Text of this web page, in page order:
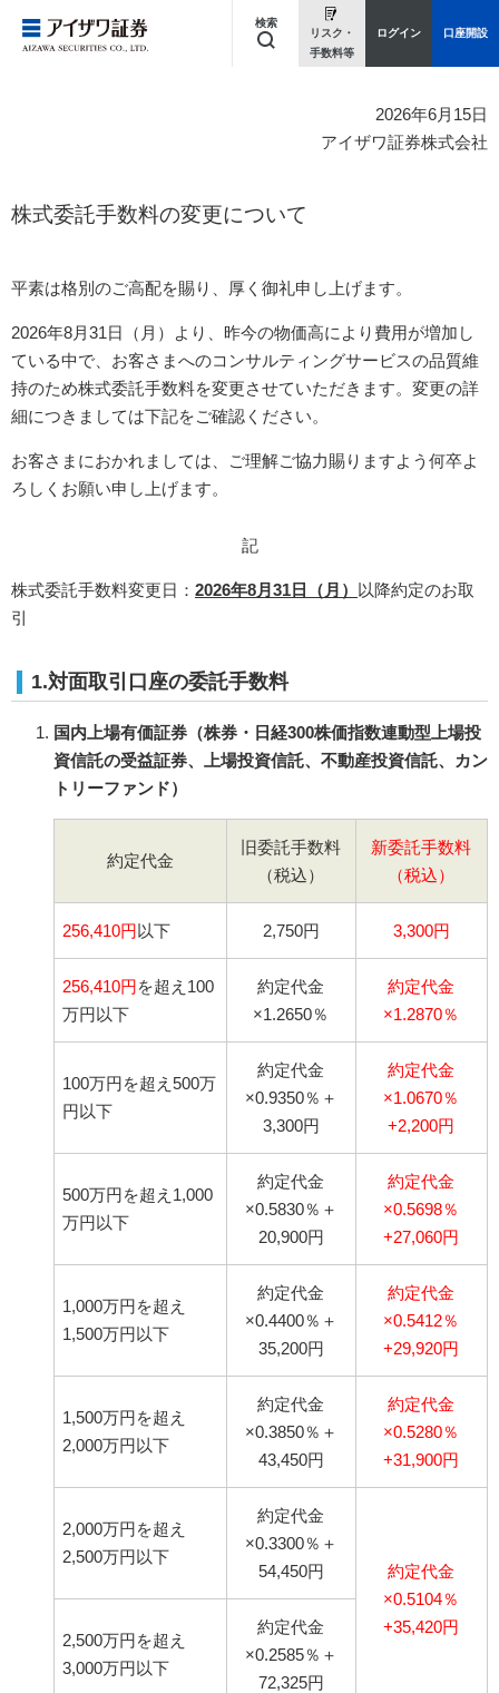
検索
リスク・
手数料等
ログイン 口座開設
2026年6月15日
アイザワ証券株式会社
株式委託手数料の変更について
平素は格別のご高配を賜り、厚く御礼申し上げます。
2026年8月31日（月）より、昨今の物価高により費用が増加し
ている中で、お客さまへのコンサルティングサービスの品質維
持のため株式委託手数料を変更させていただきます。変更の詳
細につきましては下記をご確認ください。
お客さまにおかれましては、ご理解ご協力賜りますよう何卒よ
ろしくお願い申し上げます。
記
株式委託手数料変更日： 2026年8月31日（月）
以降約定のお取
引
1.対面取引口座の委託手数料
国内上場有価証券（株券・日経300株価指数連動型上場投
資信託の受益証券、上場投資信託、不動産投資信託、カン
トリーファンド）
約定代金
旧委託手数料
（税込）
新委託手数料
（税込）
256,410円以下 2,750円 3,300円
256,410円を超え100
万円以下
約定代金
×1.2650％
約定代金
×1.2870％
100万円を超え500万
円以下
約定代金
×0.9350％＋
3,300円
約定代金
×1.0670％
+2,200円
500万円を超え1,000
万円以下
約定代金
×0.5830％＋
20,900円
約定代金
×0.5698％
+27,060円
1,000万円を超え
1,500万円以下
約定代金
×0.4400％＋
35,200円
約定代金
×0.5412％
+29,920円
1,500万円を超え
2,000万円以下
約定代金
×0.3850％＋
43,450円
約定代金
×0.5280％
+31,900円
2,000万円を超え
2,500万円以下
約定代金
×0.3300％＋
54,450円
約定代金
×0.5104％
+35,420円
2,500万円を超え
3,000万円以下
約定代金
×0.2585％＋
72,325円